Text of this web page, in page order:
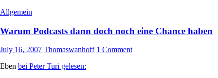
Allgemein
Warum Podcasts dann doch noch eine Chance haben
July 16, 2007 Thomaswanhoff 1 Comment
Eben bei Peter Turi gelesen: